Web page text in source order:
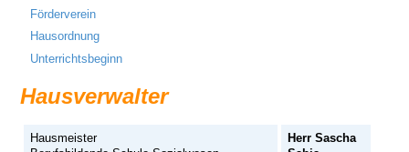
Förderverein
Hausordnung
Unterrichtsbeginn
Hausverwalter
Hausmeister
Herr Sascha